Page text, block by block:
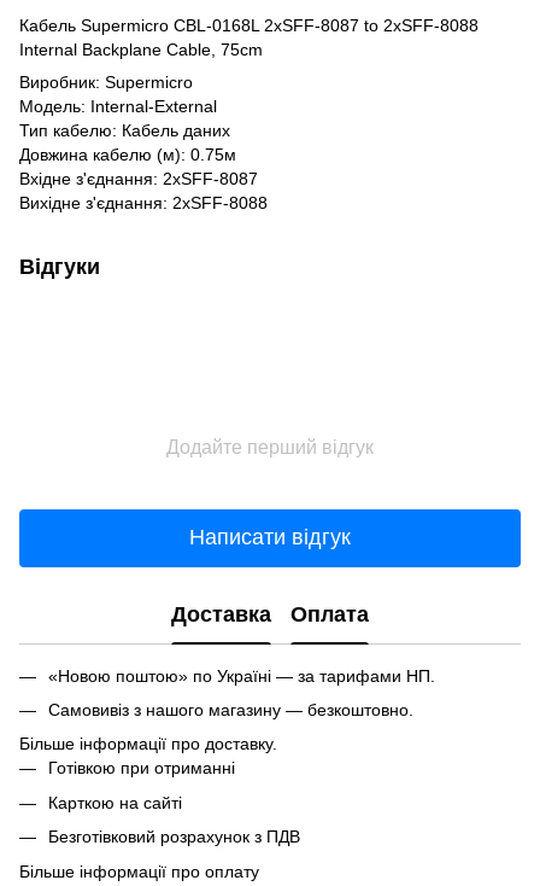
Кабель Supermicro CBL-0168L 2xSFF-8087 to 2xSFF-8088
Internal Backplane Cable, 75cm
Виробник: Supermicro
Модель: Internal-External
Тип кабелю: Кабель даних
Довжина кабелю (м): 0.75м
Вхідне з'єднання: 2xSFF-8087
Вихідне з'єднання: 2xSFF-8088
Відгуки
Додайте перший відгук
Написати відгук
Доставка Оплата
«Новою поштою» по Україні — за тарифами НП.
Самовивіз з нашого магазину — безкоштовно.
Більше інформації про доставку.
Готівкою при отриманні
Карткою на сайті
Безготівковий розрахунок з ПДВ
Більше інформації про оплату